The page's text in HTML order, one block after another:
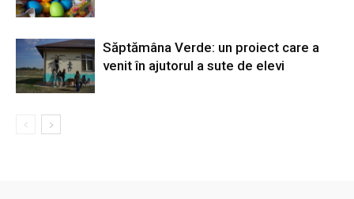
Săptămâna Verde: un proiect care a
venit în ajutorul a sute de elevi